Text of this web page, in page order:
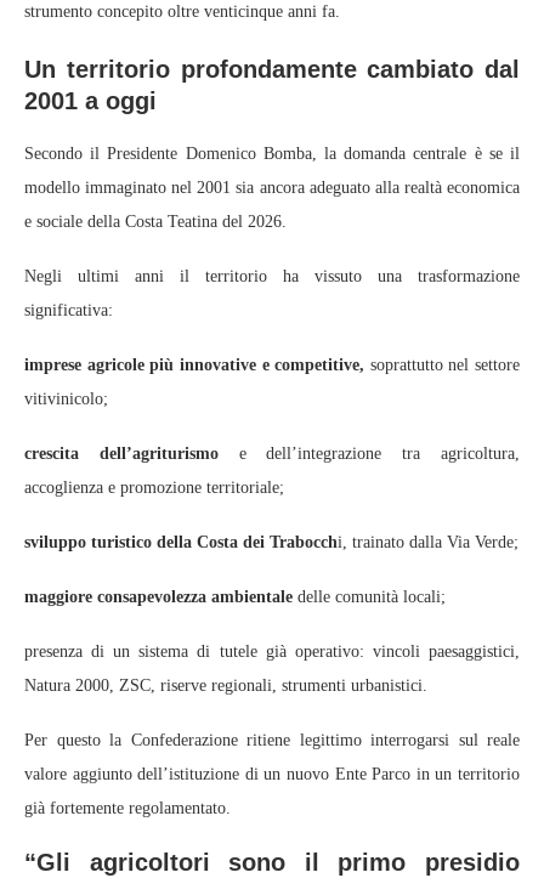
strumento concepito oltre venticinque anni fa.
Un territorio profondamente cambiato dal
2001 a oggi
Secondo il Presidente Domenico Bomba, la domanda centrale è se il
modello immaginato nel 2001 sia ancora adeguato alla realtà economica
e sociale della Costa Teatina del 2026.
Negli ultimi anni il territorio ha vissuto una trasformazione
significativa:
imprese agricole più innovative e competitive, soprattutto nel settore
vitivinicolo;
crescita dell’agriturismoe dell’integrazione tra agricoltura,
accoglienza e promozione territoriale;
sviluppo turistico della Costa dei Trabocchi, trainato dalla Via Verde;
maggiore consapevolezza ambientale delle comunità locali;
presenza di un sistema di tutele già operativo: vincoli paesaggistici,
Natura 2000, ZSC, riserve regionali, strumenti urbanistici.
Per questo la Confederazione ritiene legittimo interrogarsi sul reale
valore aggiunto dell’istituzione di un nuovo Ente Parco in un territorio
già fortemente regolamentato.
“Gli agricoltori sono il primo presidio